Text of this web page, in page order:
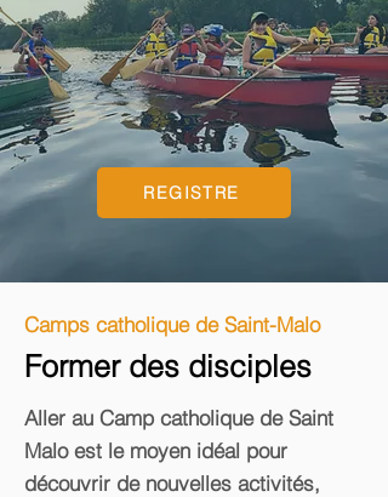
REGISTRE
Camps catholique de Saint-Malo
Former des disciples
Aller au Camp catholique de Saint
Malo est le moyen idéal pour
découvrir de nouvelles activités,